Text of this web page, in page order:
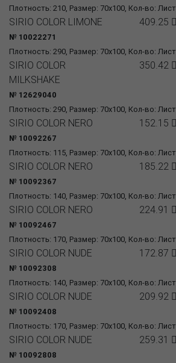
Плотность: 210, Размер: 70x100, Кол-во: Лист
Плотность: 290, Размер: 70x100, Кол-во: Лист
SIRIO COLOR LIMONE
№ 10022271
409.25
Плотность: 290, Размер: 70x100, Кол-во: Лист
SIRIO COLOR
MILKSHAKE
№ 12629040
350.42
Плотность: 115, Размер: 70x100, Кол-во: Лист
SIRIO COLOR NERO
№ 10092267
152.15
Плотность: 140, Размер: 70x100, Кол-во: Лист
SIRIO COLOR NERO
№ 10092367
185.22
Плотность: 170, Размер: 70x100, Кол-во: Лист
SIRIO COLOR NERO
№ 10092467
224.91
Плотность: 140, Размер: 70x100, Кол-во: Лист
SIRIO COLOR NUDE
№ 10092308
172.87
Плотность: 170, Размер: 70x100, Кол-во: Лист
SIRIO COLOR NUDE
№ 10092408
209.92
SIRIO COLOR NUDE
№ 10092808
259.31